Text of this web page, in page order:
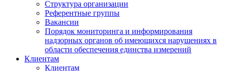
Структура организации
Референтные группы
Вакансии
Порядок мониторинга и информирования
надзорных органов об имеющихся нарушениях в
области обеспечения единства измерений
Клиентам
Клиентам